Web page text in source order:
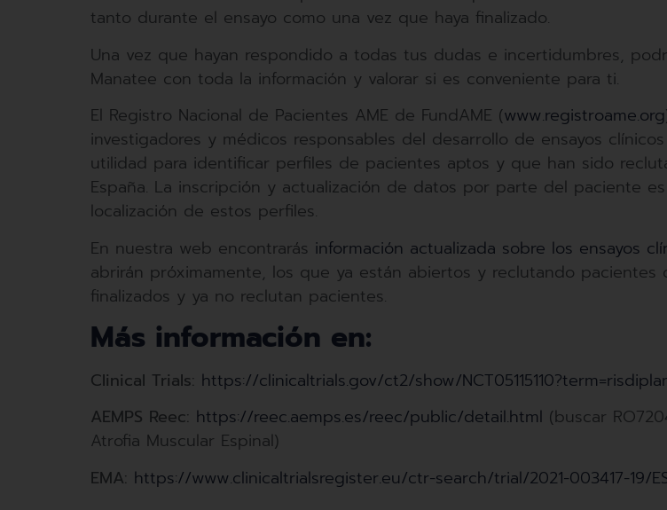
tanto durante el ensayo como una vez que haya finalizado.
Una vez que hayan respondido a todas tus dudas e incertidumbres,
Manatee con toda la información y valorar si es conveniente para ti.
El Registro Nacional de Pacientes AME de FundAME (www.registroame.org
investigadores y médicos responsables del desarrollo de ensayos
utilidad para identificar perfiles de pacientes aptos y que han sido
España. La inscripción y actualización de datos por parte del paciente
localización de estos perfiles.
En nuestra web encontrarás información actualizada sobre los ensayos
abrirán próximamente, los que ya están abiertos y reclutando
finalizados y ya no reclutan pacientes.
Más información en:
Clinical Trials: https://clinicaltrials.gov/ct2/show/
AEMPS Reec: https://reec.aemps.es/reec/public/detail.html (buscar
Atrofia Muscular Espinal)
EMA: https://www.clinicaltrialsregister.eu/ctr-search/trial/2021-003417-19/